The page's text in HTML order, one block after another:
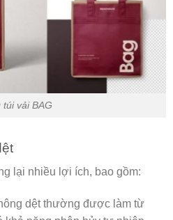
túi vải BAG
lại nhiều lợi ích, bao gồm:
dệt thường được làm từ